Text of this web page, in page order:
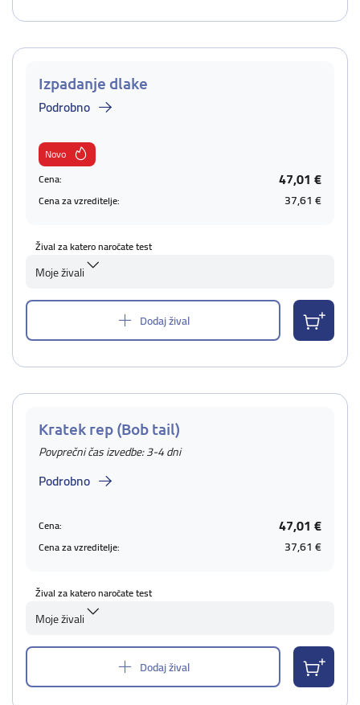
Izpadanje dlake
Podrobno
Novo
Cena:
47,01 €
Cena za vzreditelje: 37,61 €
Žival za katero naročate test
Moje živali
Dodaj žival
Kratek rep (Bob tail)
Povprečni čas izvedbe: 3-4 dni
Podrobno
Cena: 47,01 €
Cena za vzreditelje: 37,61 €
Žival za katero naročate test
Moje živali
Dodaj žival